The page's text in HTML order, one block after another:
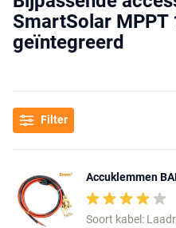
SmartSolar
geïntegreerd
Filter
Accuklemmen
Soort kabel: